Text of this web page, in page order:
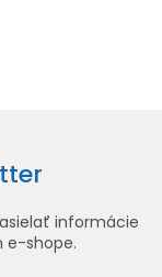
informácie
e-shope.